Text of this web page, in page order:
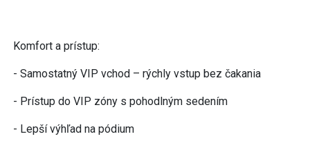
Komfort a prístup:
- Samostatný VIP vchod – rýchly vstup bez čakania
- Prístup do VIP zóny s pohodlným sedením
- Lepší výhľad na pódium